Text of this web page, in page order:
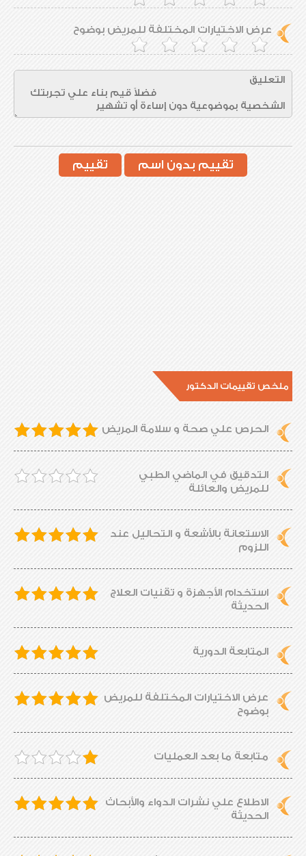
عرض الاختيارات المختلفة للمريض بوضوح
تقييم بدون اسم تقييم
ملخص تقييمات الدكتور
الحرص علي صحة و سلامة المريض
التدقيق في الماضي الطبي
للمريض والعائلة
الاستعانة بالأشعة و التحاليل عند
اللزوم
استخدام الأجهزة و تقنيات العلاج
الحديثة
المتابعة الدورية
عرض الاختيارات المختلفة للمريض
بوضوح
متابعة ما بعد العمليات
الاطلاع علي نشرات الدواء والأبحاث
الحديثة